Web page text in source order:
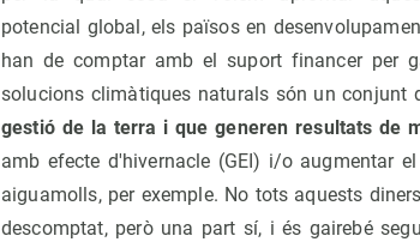
potencial global, els països en
han de comptar amb el suport financer per
solucions climàtiques naturals són un conjunt
gestió de la terra i que generen resultats de
amb efecte d'hivernacle (GEI) i/o augmentar
aiguamolls, per exemple. No tots aquests
descomptat, però una part sí, i és gairebé